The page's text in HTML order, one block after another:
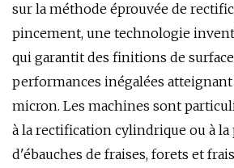
sur la méthode éprouvée de
pincement, une technologie
qui garantit des finitions de
performances inégalées
micron. Les machines sont
à la rectification cylindrique ou à
d'ébauches de fraises, forets et